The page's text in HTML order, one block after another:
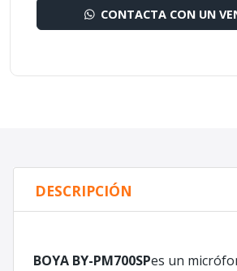
CONTACTA CON UN
DESCRIPCIÓN
BOYA BY-PM700SPes un